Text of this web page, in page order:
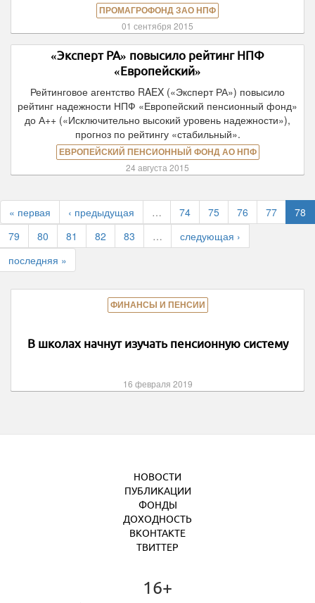
ПРОМАГРОФОНД ЗАО НПФ
01 сентября 2015
«Эксперт РА» повысило рейтинг НПФ
«Европейский»
Рейтинговое агентство RAEX («Эксперт РА») повысило
рейтинг надежности НПФ «Европейский пенсионный фонд»
до А++ («Исключительно высокий уровень надежности»),
прогноз по рейтингу «стабильный».
ЕВРОПЕЙСКИЙ ПЕНСИОННЫЙ ФОНД АО НПФ
24 августа 2015
« первая ‹ предыдущая … 74 75 76 77
78
79
80 81 82 83 …
следующая ›
последняя »
ФИНАНСЫ И ПЕНСИИ
В школах начнут изучать пенсионную систему
16 февраля 2019
НОВОСТИ
ПУБЛИКАЦИИ
ФОНДЫ
ДОХОДНОСТЬ
ВКОНТАКТЕ
ТВИТТЕР
16+